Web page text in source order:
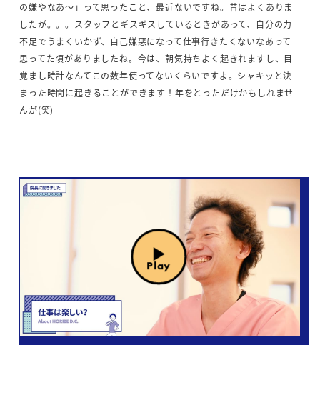
の嫌やなあ～」って思ったこと、最近ないですね。昔はよくありま
したが。。。スタッフとギスギスしているときがあって、自分の力
不足でうまくいかず、自己嫌悪になって仕事行きたくないなあって
思ってた頃がありましたね。今は、朝気持ちよく起きれますし、目
覚まし時計なんてこの数年使ってないくらいですよ。シャキッと決
まった時間に起きることができます！年をとっただけかもしれませ
んが(笑)